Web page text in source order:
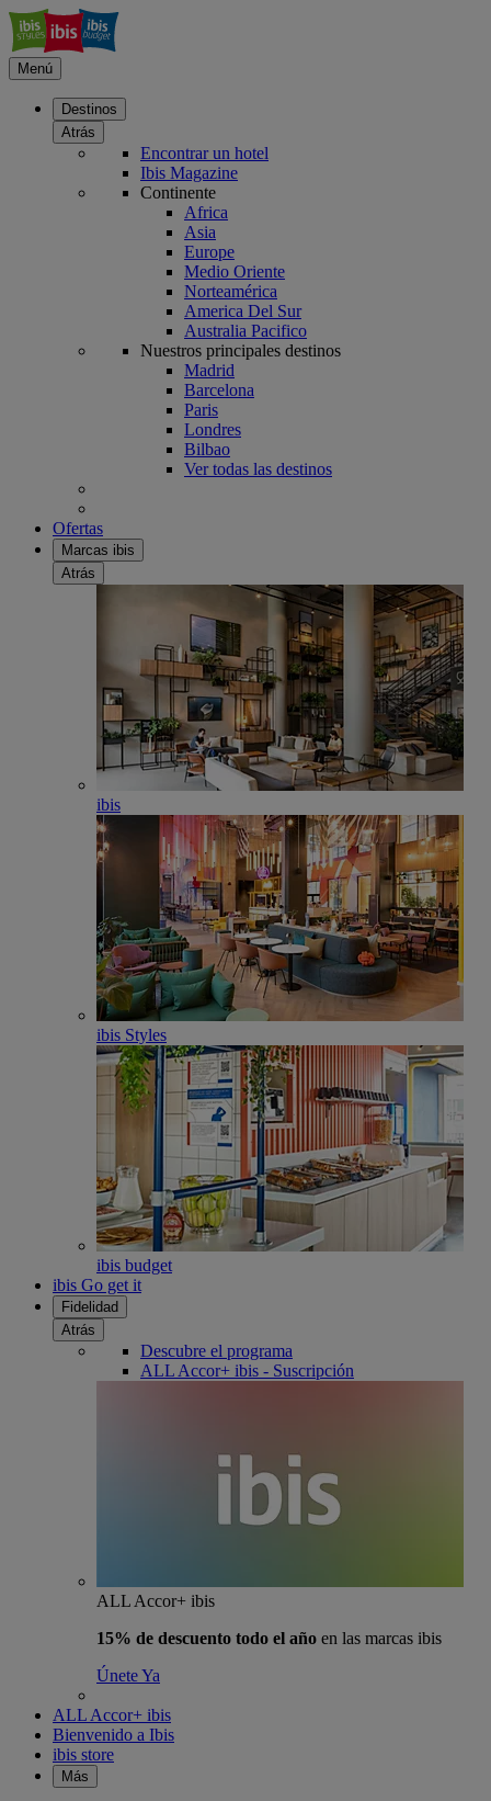
Menú
Destinos
Atrás
Encontrar un hotel
Ibis Magazine
Continente
Africa
Asia
Europe
Medio Oriente
Norteamérica
America Del Sur
Australia Pacifico
Nuestros principales destinos
Madrid
Barcelona
Paris
Londres
Bilbao
Ver todas las destinos
Ofertas
Marcas ibis
Atrás
ibis
ibis Styles
ibis budget
ibis Go get it
Fidelidad
Atrás
Descubre el programa
ALL Accor+ ibis - Suscripción
ALL Accor+ ibis
15% de descuento todo el año en las marcas ibis
Únete Ya
ALL Accor+ ibis
Bienvenido a Ibis
ibis store
Más